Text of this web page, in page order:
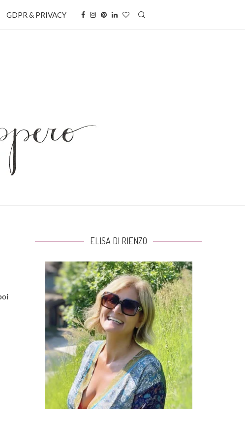
GDPR & PRIVACY
ELISA DI RIENZO